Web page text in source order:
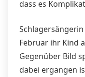
dass es
Februar ihr Kind
Gegenüber Bild
dabei ergangen